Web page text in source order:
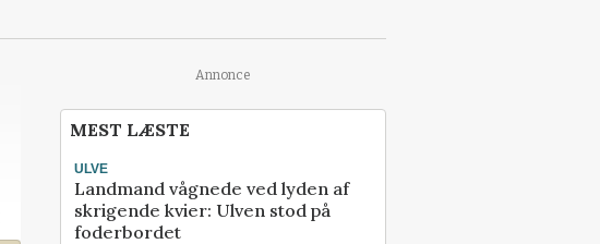
Annonce
MEST LÆSTE
ULVE
Landmand vågnede ved lyden af
skrigende kvier: Ulven stod på
foderbordet